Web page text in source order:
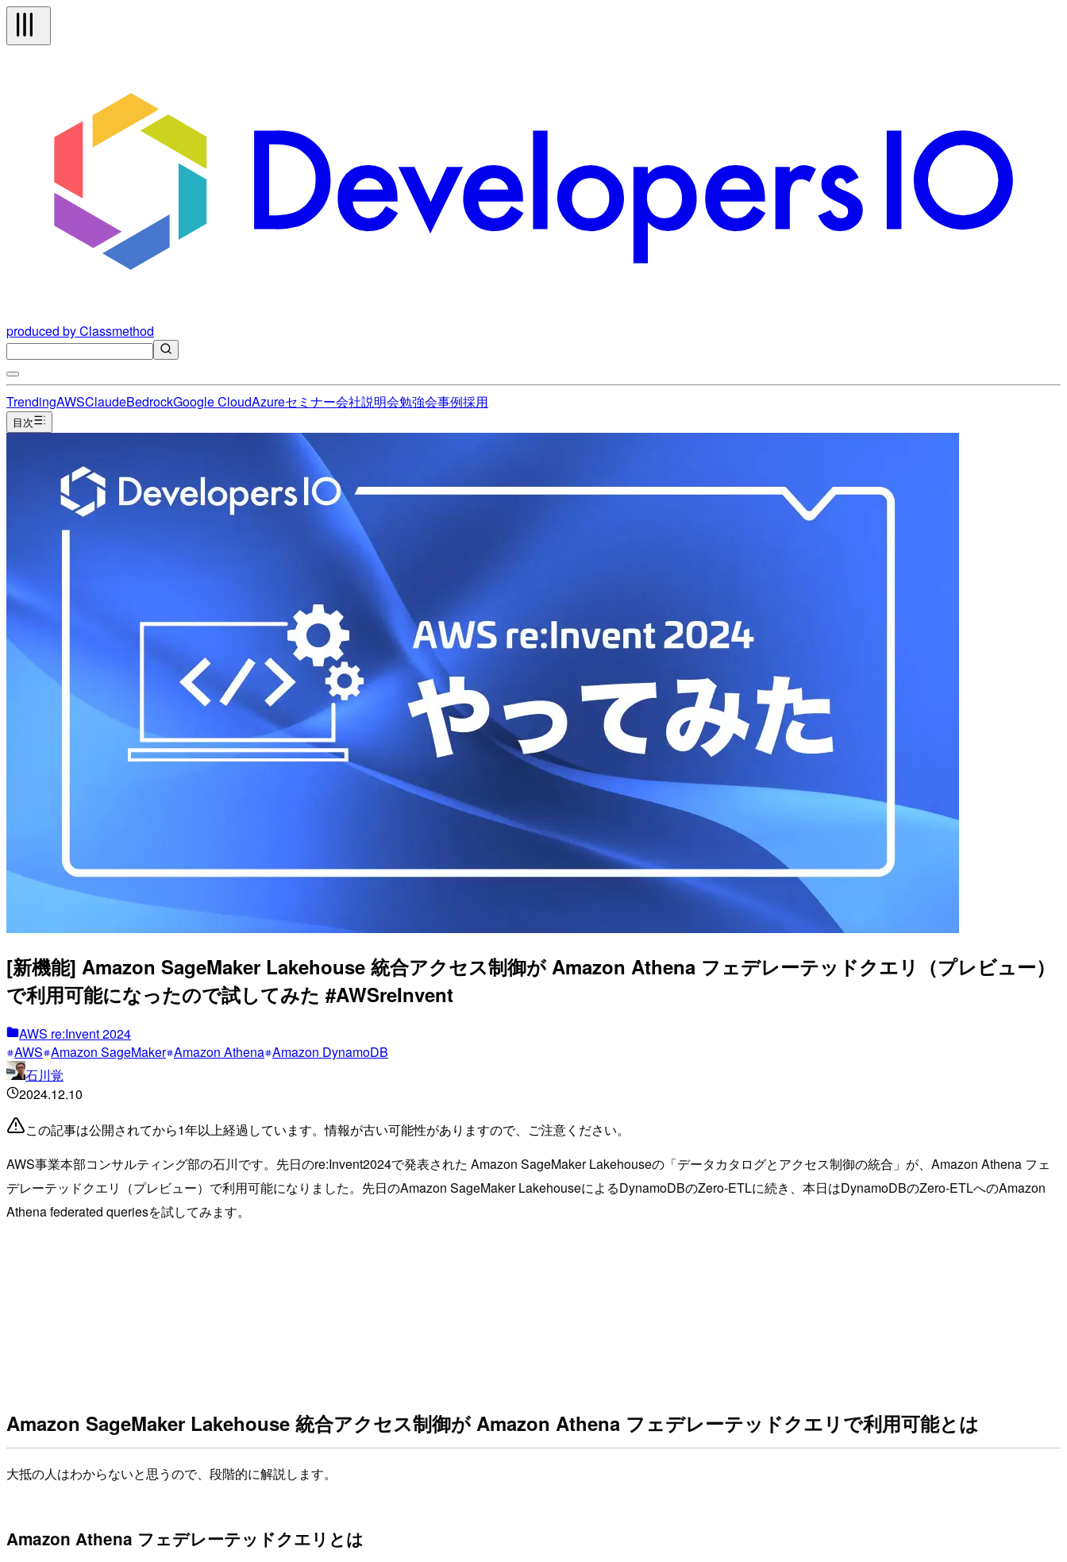
produced by Classmethod
TrendingAWSClaudeBedrockGoogle CloudAzureセミナー会社説明会勉強会事例採用
目次
[新機能] Amazon SageMaker Lakehouse 統合アクセス制御が Amazon Athena フェデレーテッドクエリ（プレビュー）
で利用可能になったので試してみた #AWSreInvent
AWS re:Invent 2024
AWS Amazon SageMaker Amazon Athena Amazon DynamoDB
石川覚
2024.12.10
この記事は公開されてから1年以上経過しています。情報が古い可能性がありますので、ご注意ください。
AWS事業本部コンサルティング部の石川です。先日のre:Invent2024で発表された Amazon SageMaker Lakehouseの「データカタログとアクセス制御の統合」が、Amazon Athena フェ
デレーテッドクエリ（プレビュー）で利用可能になりました。先日のAmazon SageMaker LakehouseによるDynamoDBのZero-ETLに続き、本日はDynamoDBのZero-ETLへのAmazon
Athena federated queriesを試してみます。
Amazon SageMaker Lakehouse 統合アクセス制御が Amazon Athena フェデレーテッドクエリで利用可能とは
大抵の人はわからないと思うので、段階的に解説します。
Amazon Athena フェデレーテッドクエリとは